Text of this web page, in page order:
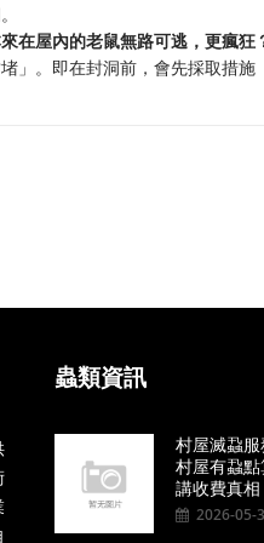
在屋內的老鼠無路可逃，更瘋狂
」。即在封洞前，會先採取措
蟲類資訊
村屋滅蝨
村屋有蝨
講收費真相
2026-05-